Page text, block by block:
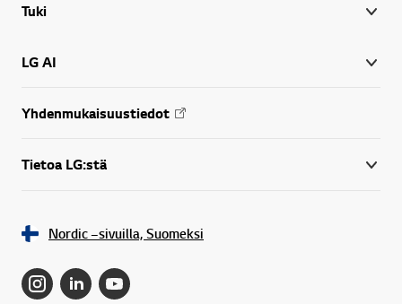
Tuki
LG AI
Yhdenmukaisuustiedot
Tietoa LG:stä
Nordic –sivuilla, Suomeksi